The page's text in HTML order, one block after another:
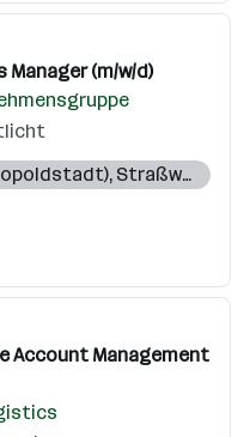
(m/w/d)
, Straßwalchen
Account Management